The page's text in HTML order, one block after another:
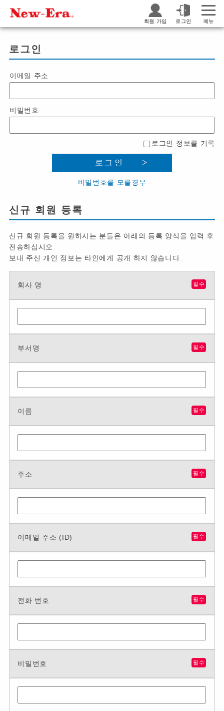
회원 가입 로그인 메뉴
로그인
이메일 주소
비밀번호
로그인 정보를 기록
로그인
비밀번호를 모를경우
신규 회원 등록
신규 회원 등록을 원하시는 분들은 아래의 등록 양식을 입력 후
전송하십시오.
보내 주신 개인 정보는 타인에게 공개 하지 않습니다.
회사 명 필수
부서명 필수
이름 필수
주소 필수
이메일 주소 (ID) 필수
전화 번호 필수
비밀번호 필수